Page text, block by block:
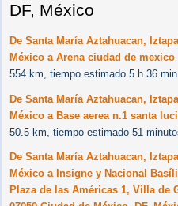
DF, México
De Santa María Aztahuacan,
México a Arena ciudad de mexico
554 km, tiempo estimado 5 h 36 min
De Santa María Aztahuacan,
México a Base aerea n.1 santa
50.5 km, tiempo estimado 51
De Santa María Aztahuacan,
México a Insigne y Nacional
Plaza de las Américas 1, Villa de